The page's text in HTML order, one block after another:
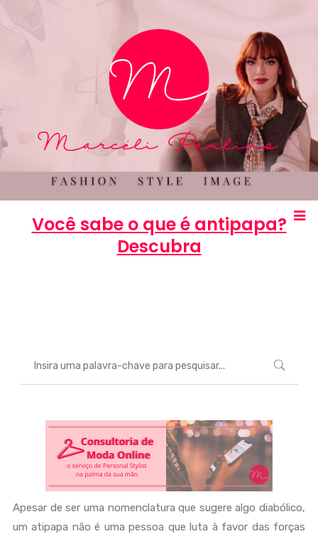
Você sabe o que é antipapa?
Descubra
Apesar de ser uma nomenclatura que sugere algo diabólico,
um atipapa não é uma pessoa que luta à favor das forças